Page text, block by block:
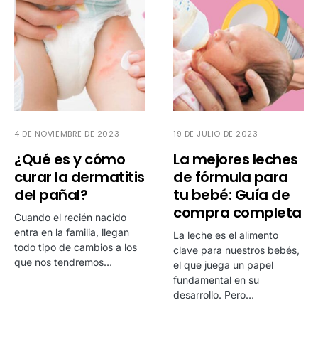
4 DE NOVIEMBRE DE 2023
¿Qué es y cómo
curar la dermatitis
del pañal?
Cuando el recién nacido
entra en la familia, llegan
todo tipo de cambios a los
que nos tendremos…
19 DE JULIO DE 2023
La mejores leches
de fórmula para
tu bebé: Guía de
compra completa
La leche es el alimento
clave para nuestros bebés,
el que juega un papel
fundamental en su
desarrollo. Pero…